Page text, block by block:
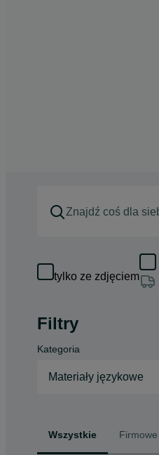
tylko ze zdjęciem
Filtry
Kategoria
Materiały językowe
Wszystkie Firmowe